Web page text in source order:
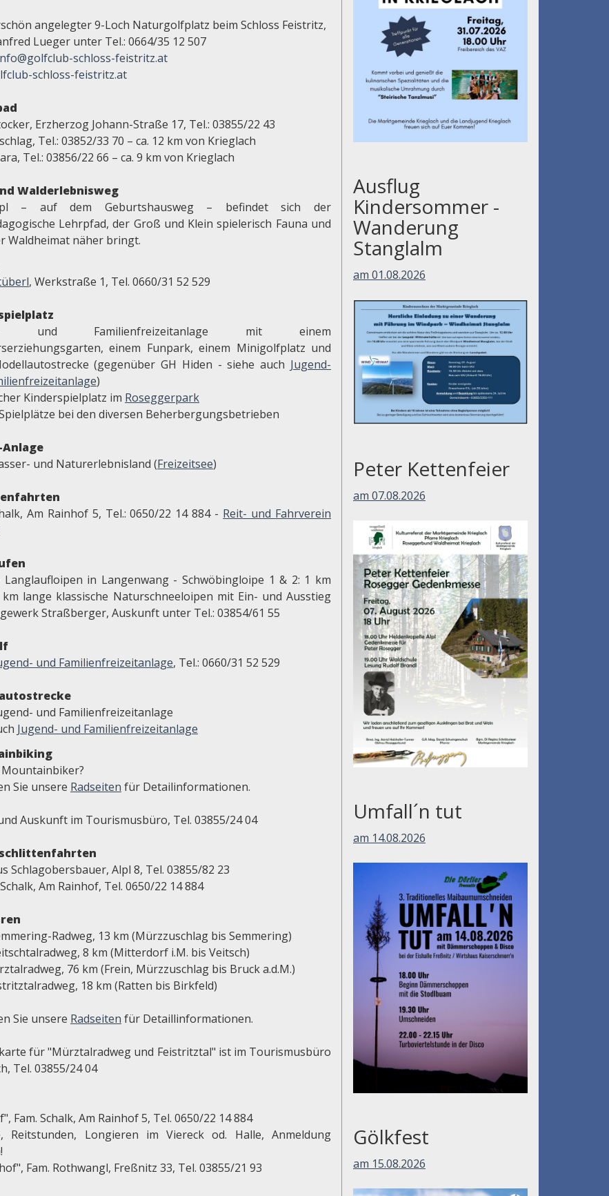
angelegter 9-Loch Naturgolfplatz beim Schloss Feistritz,
Lueger unter Tel.: 0664/35 12 507
schloss-feistritz.at
schloss-feistritz.at
Erzherzog Johann-Straße 17, Tel.: 03855/22 43
Tel.: 03852/33 70 – ca. 12 km von Krieglach
Tel.: 03856/22 66 – ca. 9 km von Krieglach
Walderlebnisweg
– auf dem Geburtshausweg – befindet sich der
Lehrpfad, der Groß und Klein spielerisch Fauna und
Waldheimat näher bringt.
, Werkstraße 1, Tel. 0660/31 52 529
und Familienfreizeitanlage mit einem
einem Funpark, einem Minigolfplatz und
(gegenüber GH Hiden - siehe auch Jugend-
)
Kinderspielplatz im Roseggerpark
bei den diversen Beherbergungsbetrieben
Anlage
und Naturerlebnisland (Freizeitsee)
Am Rainhof 5, Tel.: 0650/22 14 884 - Reit- und Fahrverein
Langlaufloipen in Langenwang - Schwöbingloipe 1 & 2: 1 km
lange klassische Naturschneeloipen mit Ein- und Ausstieg
Straßberger, Auskunft unter Tel.: 03854/61 55
und Familienfreizeitanlage, Tel.: 0660/31 52 529
und Familienfreizeitanlage
Jugend- und Familienfreizeitanlage
Mountainbiker?
Sie unsere Radseiten für Detailinformationen.
Auskunft im Tourismusbüro, Tel. 03855/24 04
Schlagobersbauer, Alpl 8, Tel. 03855/82 23
Am Rainhof, Tel. 0650/22 14 884
Radweg, 13 km (Mürzzuschlag bis Semmering)
8 km (Mitterdorf i.M. bis Veitsch)
76 km (Frein, Mürzzuschlag bis Bruck a.d.M.)
18 km (Ratten bis Birkfeld)
Sie unsere Radseiten für Detaillinformationen.
für "Mürztalradweg und Feistritztal" ist im Tourismusbüro
Tel. 03855/24 04
Fam. Schalk, Am Rainhof 5, Tel. 0650/22 14 884
Reitstunden, Longieren im Viereck od. Halle, Anmeldung
Fam. Rothwangl, Freßnitz 33, Tel. 03855/21 93
Ausflug
Kindersommer -
Wanderung
Stanglalm
am 01.08.2026
Peter Kettenfeier
am 07.08.2026
Umfall´n tut
am 14.08.2026
Gölkfest
am 15.08.2026